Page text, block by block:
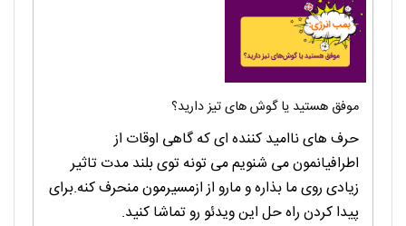
موفق هستید یا گوش های تیز دارید؟
حرف های ناامید کننده ای که گاهی اوقات از
اطرافیانمون می شنویم می تونه توی بلند مدت تاثیر
زیادی روی ما بذاره و مارو از ازمسیرمون منحرف کنه.برای
پیدا کردن راه حل این ویدئو رو تماشا کنید.